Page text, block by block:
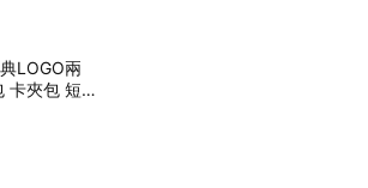
LOGO兩
卡夾包 短